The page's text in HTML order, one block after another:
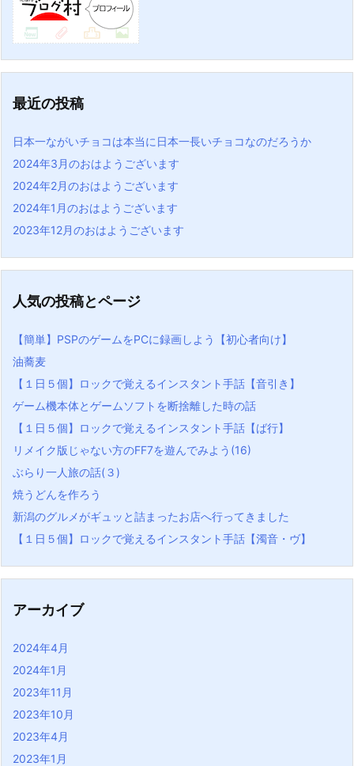
最近の投稿
日本一ながいチョコは本当に日本一長いチョコなのだろうか
2024年3月のおはようございます
2024年2月のおはようございます
2024年1月のおはようございます
2023年12月のおはようございます
人気の投稿とページ
【簡単】PSPのゲームをPCに録画しよう【初心者向け】
油蕎麦
【１日５個】ロックで覚えるインスタント手話【音引き】
ゲーム機本体とゲームソフトを断捨離した時の話
【１日５個】ロックで覚えるインスタント手話【ば行】
リメイク版じゃない方のFF7を遊んでみよう(16)
ぶらり一人旅の話(３)
焼うどんを作ろう
新潟のグルメがギュッと詰まったお店へ行ってきました
【１日５個】ロックで覚えるインスタント手話【濁音・ヴ】
アーカイブ
2024年4月
2024年1月
2023年11月
2023年10月
2023年4月
2023年1月